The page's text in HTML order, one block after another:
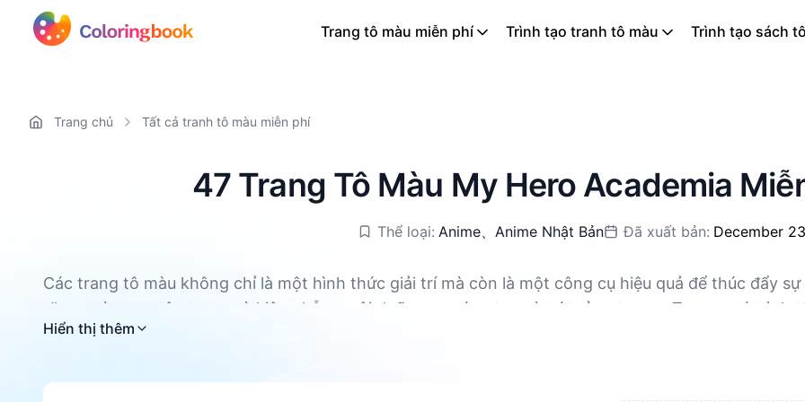
Trang tô màu miễn phí Trình tạo tranh tô màu Trình tạo sách
Trang chủ Tất cả tranh tô màu miễn phí
47 Trang Tô Màu My Hero Academia
Thể loại: Anime、 Anime Nhật Bản Đã xuất bản: December
Các trang tô màu không chỉ là một hình thức giải trí mà còn là một công cụ hiệu quả để thúc đẩy
tăng cường sự tập trung và kiên nhẫn, nuôi dưỡng sự sáng tạo và trí tưởng tượng. Trong quá trình
vận động tinh của trẻ được rèn luyện. Đồng thời, đây cũng là một cách tuyệt vời để giảm căng
Hơn nữa, tô màu có thể trở thành một sợi dây gắn kết gia đình để cùng nhau dành thời gian chất
Tất cả các trang tô màu My Hero Academia đều có sẵn để tải xuống miễn phí, hỗ trợ PDF và PNG.
Hiển thị thêm